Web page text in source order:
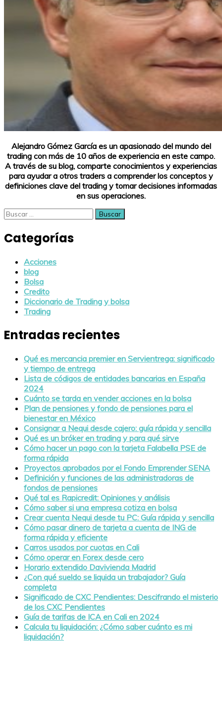
Alejandro Gómez García es un apasionado del mundo del
trading con más de 10 años de experiencia en este campo.
A través de su blog, comparte conocimientos y experiencias
para ayudar a otros traders a comprender los conceptos y
definiciones clave del trading y tomar decisiones informadas
en sus operaciones.
Buscar:
Categorías
Acciones
blog
Bolsa
Credito
Diccionario de Trading y bolsa
Trading
Entradas recientes
Qué es mercancia premier en Servientrega: significado
y tiempo de entrega
Lista de códigos de entidades bancarias en España
2024
Cuánto se tarda en vender acciones en la bolsa
Plan de pensiones y fondo de pensiones para el
bienestar en México
Consignar a Nequi desde cajero: guía rápida y sencilla
Qué es un bróker en trading y para qué sirve
Cómo hacer un pago con la tarjeta Falabella PSE de
forma rápida
Proyectos aprobados por el Fondo Emprender SENA
Definición y funciones de las administradoras de
fondos de pensiones
Qué tal es Rapicredit: Opiniones y análisis
Cómo saber si una empresa cotiza en bolsa
Crear cuenta Nequi desde tu PC: Guía rápida y sencilla
Cómo pasar dinero de tarjeta a cuenta de ING de
forma rápida y eficiente
Carros usados por cuotas en Cali
Cómo operar en Forex desde cero
Horario extendido Davivienda Madrid
¿Con qué sueldo se liquida un trabajador? Guía
completa
Significado de CXC Pendientes: Descifrando el misterio
de los CXC Pendientes
Guía de tarifas de ICA en Cali en 2024
Calcula tu liquidación: ¿Cómo saber cuánto es mi
liquidación?